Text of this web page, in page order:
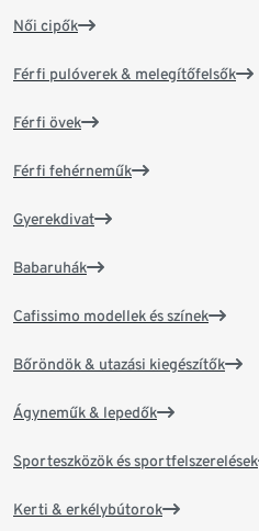
Női cipők
Férfi pulóverek & melegítőfelsők
Férfi övek
Férfi fehérneműk
Gyerekdivat
Babaruhák
Cafissimo modellek és színek
Bőröndök & utazási kiegészítők
Ágyneműk & lepedők
Sporteszközök és sportfelszerelések
Kerti & erkélybútorok